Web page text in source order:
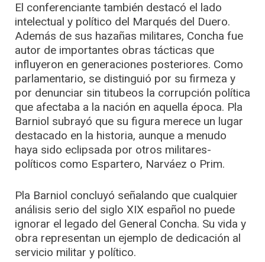
El conferenciante también destacó el lado
intelectual y político del Marqués del Duero.
Además de sus hazañas militares, Concha fue
autor de importantes obras tácticas que
influyeron en generaciones posteriores. Como
parlamentario, se distinguió por su firmeza y
por denunciar sin titubeos la corrupción política
que afectaba a la nación en aquella época. Pla
Barniol subrayó que su figura merece un lugar
destacado en la historia, aunque a menudo
haya sido eclipsada por otros militares-
políticos como Espartero, Narváez o Prim.
Pla Barniol concluyó señalando que cualquier
análisis serio del siglo XIX español no puede
ignorar el legado del General Concha. Su vida y
obra representan un ejemplo de dedicación al
servicio militar y político.